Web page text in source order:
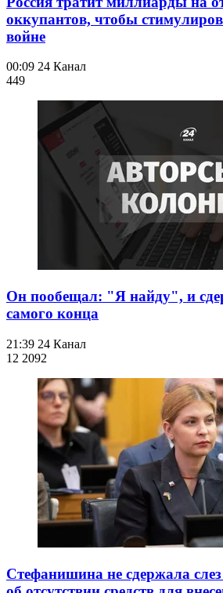
оккупантов, чтобы
войне
00:09 24 Канал
449
Он пообещал: "Я найду", и
самого конца
21:39 24 Канал
12 2092
Стефанишина не сдержала слез